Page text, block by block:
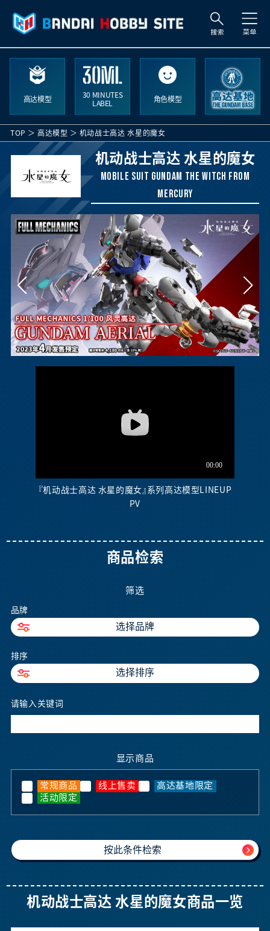
索
高达模型
30 MINUTES
LABEL
角色模型
TOP 高达模型 机动战士高达 水星的魔女
机动战士高达 水星的魔女
Mobile Suit Gundam THE WITCH FROM
MERCURY
『机动战士高达 水星的魔女』系列高达模型LINEUP
PV
商品检索
筛选
品牌
选择品牌
排序
选择排序
请输入关键词
显示商品
常规商品 线上售卖
高达基地限定
活动限定
机动战士高达 水星的魔女商品一览